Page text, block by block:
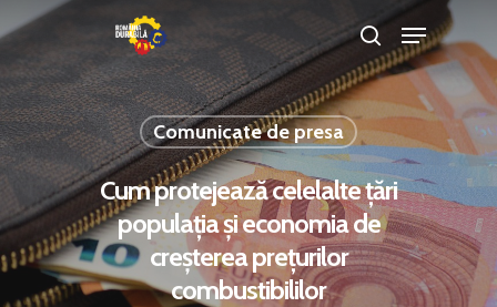
Hit enter to search or ESC to close
Comunicate de presa
Cum protejează celelalte țări
populația și economia de
creșterea prețurilor
combustibililor